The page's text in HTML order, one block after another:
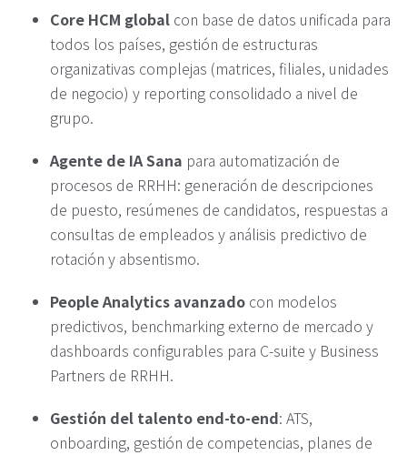
Core HCM global con base de datos unificada para
todos los países, gestión de estructuras
organizativas complejas (matrices, filiales, unidades
de negocio) y reporting consolidado a nivel de
grupo.
Agente de IA Sana para automatización de
procesos de RRHH: generación de descripciones
de puesto, resúmenes de candidatos, respuestas a
consultas de empleados y análisis predictivo de
rotación y absentismo.
People Analytics avanzado con modelos
predictivos, benchmarking externo de mercado y
dashboards configurables para C-suite y Business
Partners de RRHH.
Gestión del talento end-to-end: ATS,
onboarding, gestión de competencias, planes de